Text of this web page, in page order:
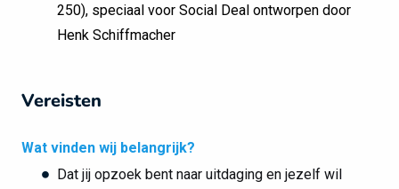
250), speciaal voor Social Deal ontworpen door
Henk Schiffmacher
Vereisten
Wat vinden wij belangrijk?
Dat jij opzoek bent naar uitdaging en jezelf wil